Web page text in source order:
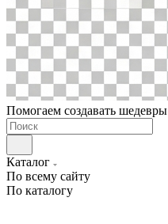
Помогаем создавать шедевры
Каталог
По всему сайту
По каталогу